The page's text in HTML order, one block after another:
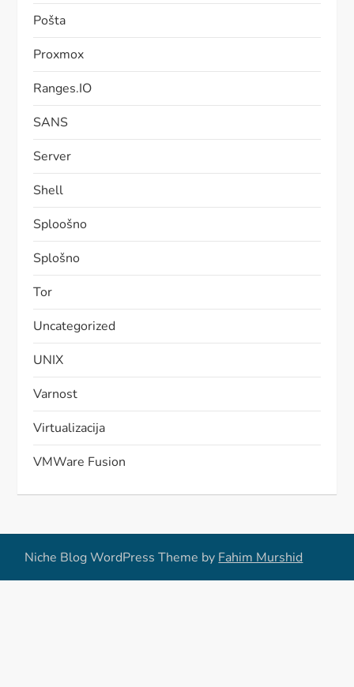
Pošta
Proxmox
Ranges.IO
SANS
Server
Shell
Sploošno
Splošno
Tor
Uncategorized
UNIX
Varnost
Virtualizacija
VMWare Fusion
Niche Blog WordPress Theme by Fahim Murshid